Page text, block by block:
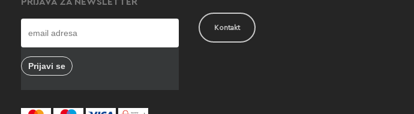
Kontakt